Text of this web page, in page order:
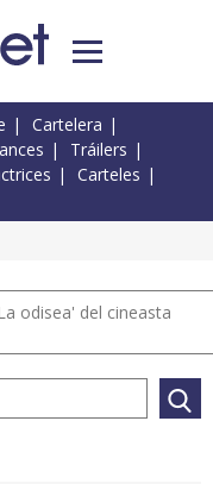
Cartelera
Tráilers
Carteles
odisea' del cineasta